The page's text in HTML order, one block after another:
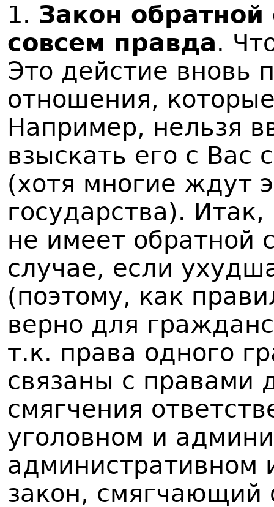
1. Закон
совсем правда.
Это дейстие вновь
отношения,
Например, нельзя
взыскать его с
(хотя многие ждут
государства).
не имеет обратной
случае, если
(поэтому, как
верно для
т.к. права одного
связаны с правами
смягчения
уголовном и
административном
закон, смягчающий